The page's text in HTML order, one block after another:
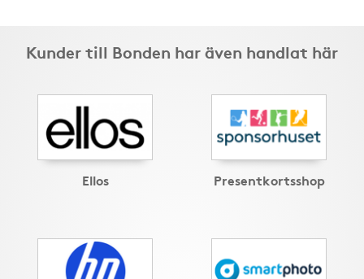
Kunder till Bonden har även handlat här
Ellos Presentkortsshop